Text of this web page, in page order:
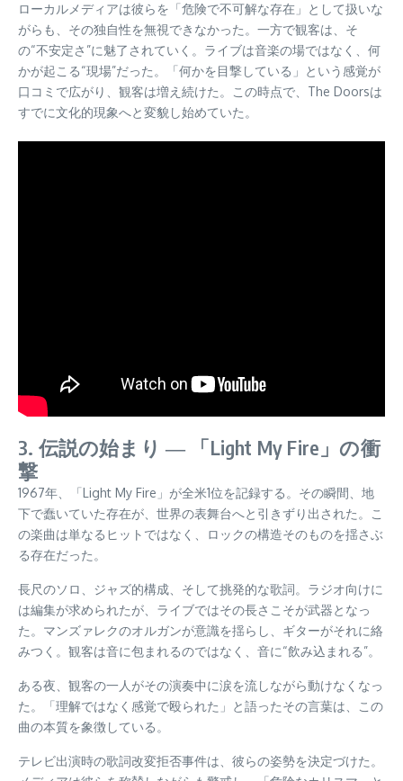
ローカルメディアは彼らを「危険で不可解な存在」として扱いな
がらも、その独自性を無視できなかった。一方で観客は、そ
の“不安定さ”に魅了されていく。ライブは音楽の場ではなく、何
かが起こる“現場”だった。「何かを目撃している」という感覚が
口コミで広がり、観客は増え続けた。この時点で、The Doorsは
すでに文化的現象へと変貌し始めていた。
3. 伝説の始まり ― 「Light My Fire」の衝
撃
1967年、「Light My Fire」が全米1位を記録する。その瞬間、地
下で蠢いていた存在が、世界の表舞台へと引きずり出された。こ
の楽曲は単なるヒットではなく、ロックの構造そのものを揺さぶ
る存在だった。
長尺のソロ、ジャズ的構成、そして挑発的な歌詞。ラジオ向けに
は編集が求められたが、ライブではその長さこそが武器となっ
た。マンズァレクのオルガンが意識を揺らし、ギターがそれに絡
みつく。観客は音に包まれるのではなく、音に“飲み込まれる”。
ある夜、観客の一人がその演奏中に涙を流しながら動けなくなっ
た。「理解ではなく感覚で殴られた」と語ったその言葉は、この
曲の本質を象徴している。
テレビ出演時の歌詞改変拒否事件は、彼らの姿勢を決定づけた。